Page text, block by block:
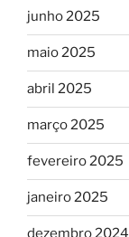
junho 2025
maio 2025
abril 2025
março 2025
fevereiro 2025
janeiro 2025
dezembro 2024